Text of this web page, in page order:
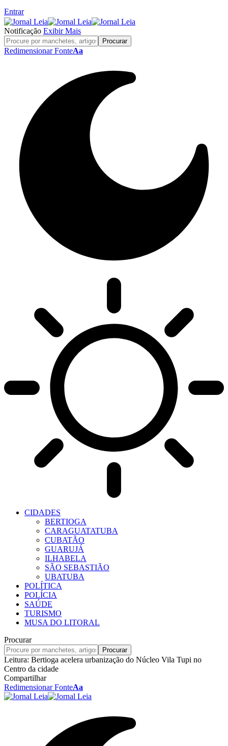
Entrar
Notificação Exibir Mais
Redimensionar FonteAa
CIDADES
BERTIOGA
CARAGUATATUBA
CUBATÃO
GUARUJÁ
ILHABELA
SÃO SEBASTIÃO
UBATUBA
POLÍTICA
POLÍCIA
SAÚDE
TURISMO
MUSA DO LITORAL
Procurar
Leitura: Bertioga acelera urbanização do Núcleo Vila Tupi no
Centro da cidade
Compartilhar
Redimensionar FonteAa